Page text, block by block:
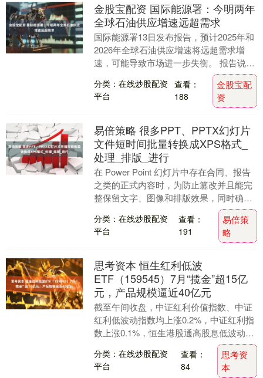
金股宝配资 国际能源署：今明两年
全球石油供应增速远超需求
国际能源署13日发布报告，预计2025年和
2026年全球石油供应增速将远超需求增
速，可能导致市场进一步失衡。 报告说，
由于欧佩克和非欧佩克产油国中的8个主要
产油....
分类：在线炒股配资
平台
查看：
188
金股宝配
资
易倍策略 很多PPT、PPTX幻灯片
文件短时间批量转换成XPS格式_
处理_排版_进行
在 Power Point 幻灯片中存在合同、报告
之类的正式内容时，为防止篡改并且能完
整保留文字、图像和排版效果，同时确保
在不同版本或老旧系统显示一致，转换为
....
分类：在线炒股配资
平台
查看：
191
易倍策
略
思考资本 恒生红利低波
ETF（159545）7月“揽金”超15亿
元，产品规模逼近40亿元
截至午间收盘，中证红利价值指数、中证
红利低波动指数均上涨0.2%，中证红利指
数上涨0.1%，恒生港股通高股息低波动指
数下跌0.8%。Wind数据显示，恒生红利
低....
分类：在线炒股配资
平台
查看：
84
思考资
本